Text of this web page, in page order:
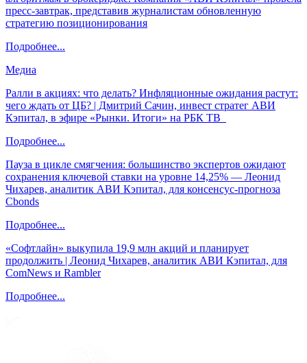
пресс-завтрак, представив журналистам обновленную
стратегию позиционирования
Подробнее...
Медиа
Ралли в акциях: что делать? Инфляционные ожидания растут:
чего ждать от ЦБ? | Дмитрий Сачин, инвест стратег АВИ
Кэпитал, в эфире «Рынки. Итоги» на РБК ТВ
Подробнее...
Пауза в цикле смягчения: большинство экспертов ожидают
сохранения ключевой ставки на уровне 14,25% — Леонид
Чихарев, аналитик АВИ Кэпитал, для консенсус-прогноза
Cbonds
Подробнее...
«Софтлайн» выкупила 19,9 млн акций и планирует
продолжить | Леонид Чихарев, аналитик АВИ Кэпитал, для
ComNews и Rambler
Подробнее...